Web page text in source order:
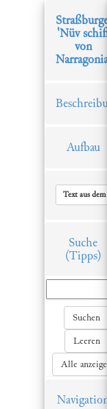
Straßburger
'Nüv schiff
von
Narragonia'
Aufbau
Text aus
Suche
(Tipps)
Suchen
Leeren
Alle anzeigen
Navigation